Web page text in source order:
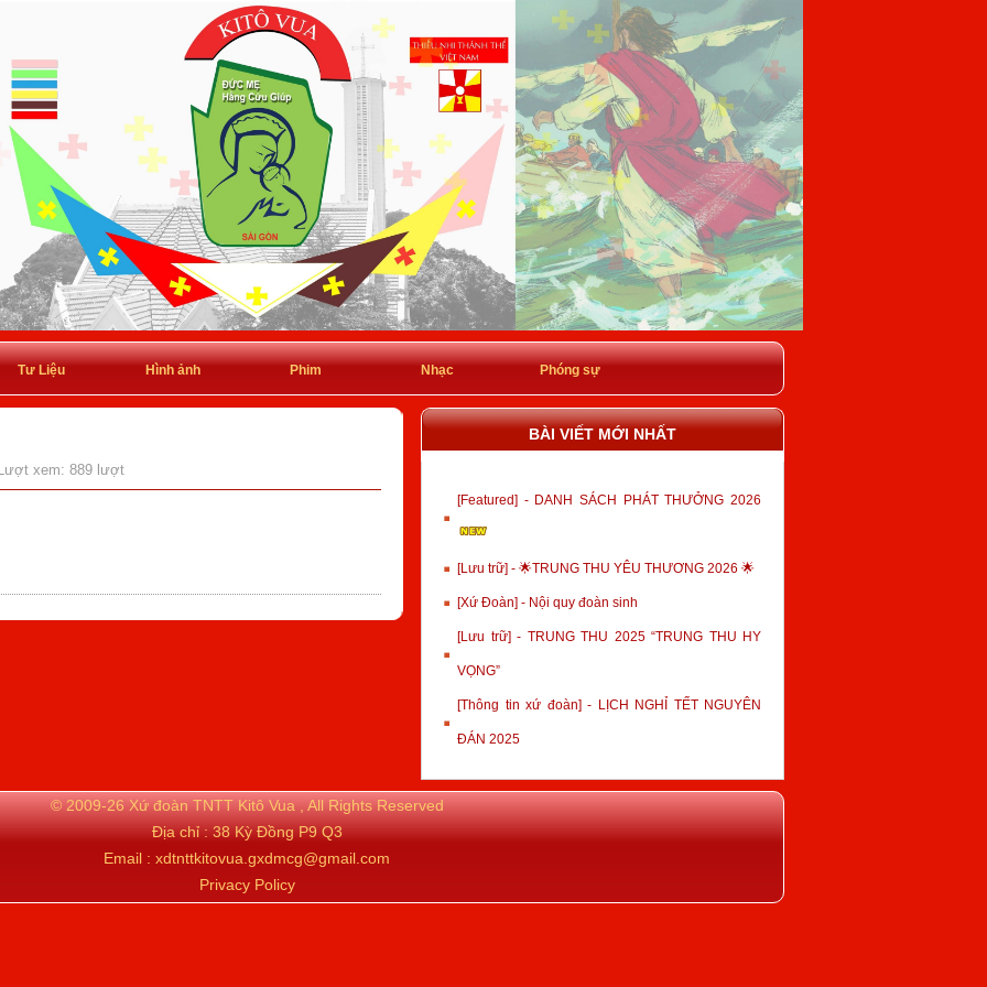
Tư Liệu Hình ảnh Phim Nhạc Phóng sự
xem: 889 lượt
BÀI VIẾT MỚI NHẤT
[Featured] - DANH SÁCH PHÁT THƯỞNG 2026
[Lưu trữ] - 🌟TRUNG THU YÊU THƯƠNG 2026 🌟
[Xứ Đoàn] - Nội quy đoàn sinh
[Lưu trữ] - TRUNG THU 2025 “TRUNG THU HY
VỌNG”
[Thông tin xứ đoàn] - LỊCH NGHỈ TẾT NGUYÊN
ĐÁN 2025
© 2009-26 Xứ đoàn TNTT Kitô Vua , All Rights Reserved
Địa chỉ : 38 Kỳ Đồng P9 Q3
Email : xdtnttkitovua.gxdmcg@gmail.com
Privacy Policy